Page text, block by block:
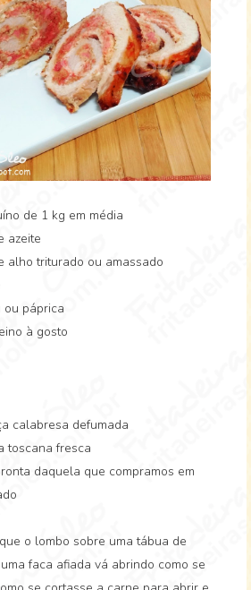
de 1 kg em média
azeite
alho triturado ou amassado
páprica
à gosto
calabresa defumada
toscana fresca
daquela que compramos em
o lombo sobre uma tábua de
faca afiada vá abrindo como se